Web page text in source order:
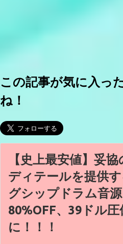
この記事が気に入っ
ね！
【史上最安値】妥
ディテールを提供
グシップドラム音
80%OFF、39ドル
に！！！